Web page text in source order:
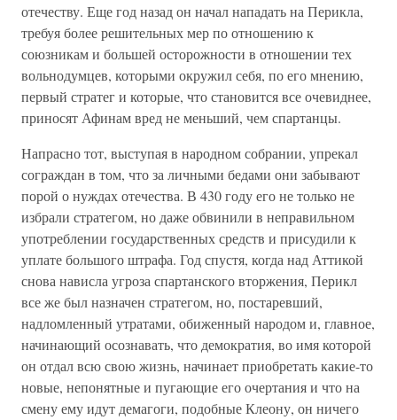
отечеству. Еще год назад он начал нападать на Перикла,
требуя более решительных мер по отношению к
союзникам и большей осторожности в отношении тех
вольнодумцев, которыми окружил себя, по его мнению,
первый стратег и которые, что становится все очевиднее,
приносят Афинам вред не меньший, чем спартанцы.
Напрасно тот, выступая в народном собрании, упрекал
сограждан в том, что за личными бедами они забывают
порой о нуждах отечества. В 430 году его не только не
избрали стратегом, но даже обвинили в неправильном
употреблении государственных средств и присудили к
уплате большого штрафа. Год спустя, когда над Аттикой
снова нависла угроза спартанского вторжения, Перикл
все же был назначен стратегом, но, постаревший,
надломленный утратами, обиженный народом и, главное,
начинающий осознавать, что демократия, во имя которой
он отдал всю свою жизнь, начинает приобретать какие-то
новые, непонятные и пугающие его очертания и что на
смену ему идут демагоги, подобные Клеону, он ничего